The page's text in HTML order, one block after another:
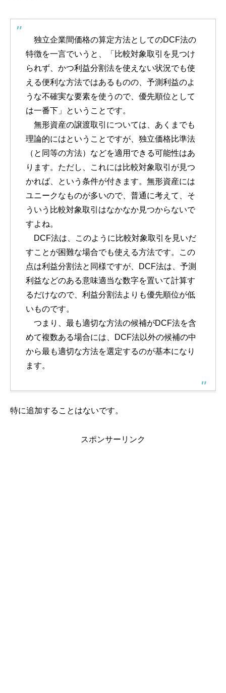
独立企業間価格の算定方法としてのDCF法の
特徴を一言でいうと、「比較対象取引を見つけ
られず、かつ利益分割法を使えない状況でも使
える便利な方法ではあるものの、予測利益のよ
うな不確実な要素を使うので、優先順位として
は一番下」ということです。
無形資産の譲渡取引については、あくまでも
理論的にはということですが、独立価格比準法
（と同等の方法）などを適用できる可能性はあ
ります。ただし、これには比較対象取引が見つ
かれば、という条件が付きます。無形資産には
ユニークなものが多いので、普通に考えて、そ
ういう比較対象取引はなかなか見つからないで
すよね。
DCF法は、このように比較対象取引を見いだ
すことが困難な場合でも使える方法です。この
点は利益分割法と同様ですが、DCF法は、予測
利益などのある意味適当な数字を置いて計算す
るだけなので、利益分割法よりも優先順位が低
いものです。
つまり、最も適切な方法の候補がDCF法を含
めて複数ある場合には、DCF法以外の候補の中
から最も適切な方法を選定するのが基本になり
ます。
特に追加することはないです。
スポンサーリンク